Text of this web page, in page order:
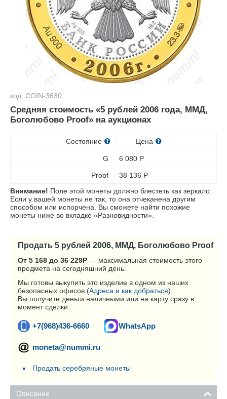
код: COIN-3630
Средняя стоимость «5 рублей 2006 года, ММД,
Боголюбово Proof» на аукционах
Состояние Цена
G 6 080 Р
Proof 38 136 Р
Внимание! Поле этой монеты должно блестеть как зеркало.
Если у вашей монеты не так, то она отчеканена другим
способом или испорчена. Вы сможете найти похожие
монеты ниже во вкладке «Разновидности».
Продать 5 рублей 2006, ММД, Боголюбово Proof
От 5 168 до 36 229Р — максимальная стоимость этого
предмета на сегодняшний день.
Мы готовы выкупить это изделие в одном из наших
безопасных офисов (Адреса и как добраться).
Вы получите деньги наличными или на карту сразу в
момент сделки.
+7(968)436-6660 WhatsApp
moneta@nummi.ru
Продать серебряные монеты
Описание